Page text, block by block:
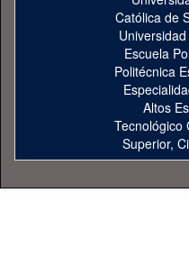
Católica de
Escuela
Politécnica
Altos
Tecnológico
Superior,